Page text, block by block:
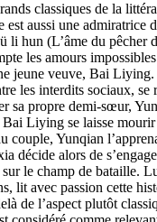
classiques de la
est aussi une admiratrice
li hun (L’âme du pêcher
les amours
jeune veuve, Bai Liying.
les interdits sociaux, se
sa propre demi-sœur,
Liying se laisse
couple, Yunqian
décide alors de
le champ de bataille.
lit avec passion cette
de l’aspect plutôt